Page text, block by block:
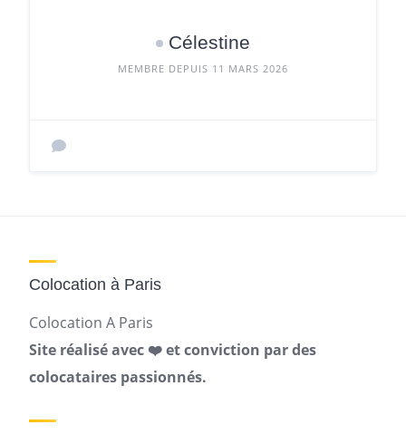
Célestine
MEMBRE DEPUIS 11 MARS 2026
Colocation à Paris
Colocation A Paris
Site réalisé avec ❤️ et conviction par des
colocataires passionnés.